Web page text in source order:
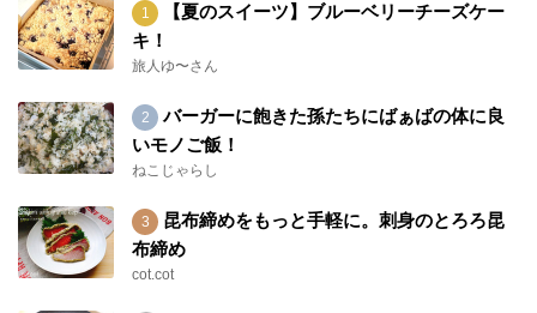
【夏のスイーツ】ブルーベリーチーズケー
キ！
旅人ゆ〜さん
バーガーに飽きた孫たちにばぁばの体に良
いモノご飯！
ねこじゃらし
昆布締めをもっと手軽に。刺身のとろろ昆
布締め
cot.cot